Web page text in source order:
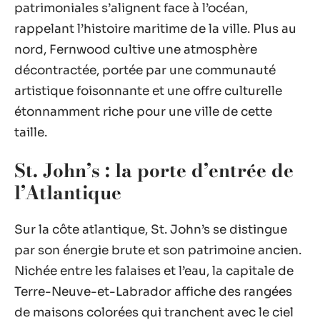
patrimoniales s’alignent face à l’océan,
rappelant l’histoire maritime de la ville. Plus au
nord, Fernwood cultive une atmosphère
décontractée, portée par une communauté
artistique foisonnante et une offre culturelle
étonnamment riche pour une ville de cette
taille.
St. John’s : la porte d’entrée de
l’Atlantique
Sur la côte atlantique, St. John’s se distingue
par son énergie brute et son patrimoine ancien.
Nichée entre les falaises et l’eau, la capitale de
Terre-Neuve-et-Labrador affiche des rangées
de maisons colorées qui tranchent avec le ciel